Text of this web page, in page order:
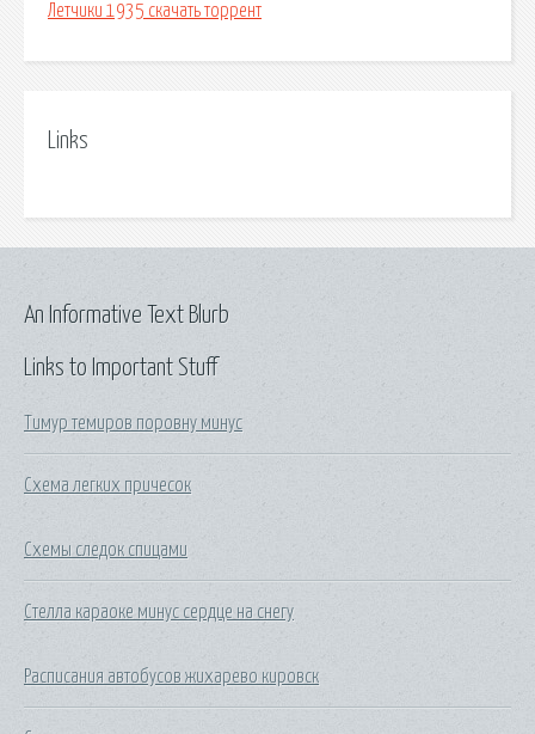
Летчики 1935 скачать торрент
Links
Links to Important Stuff
Тимур темиров поровну минус
Схема легких причесок
Схемы следок спицами
Стелла караоке минус сердце на снегу
Расписания автобусов жихарево кировск
An Informative Text Blurb